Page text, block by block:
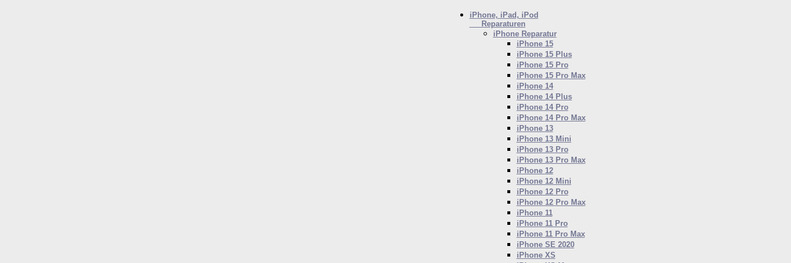
iPhone, iPad, iPod
Reparaturen
iPhoneReparatur
iPhone 15
iPhone 15 Plus
iPhone 15 Pro
iPhone 15 Pro Max
iPhone 14
iPhone 14 Plus
iPhone 14 Pro
iPhone 14 Pro Max
iPhone 13
iPhone 13 Mini
iPhone 13 Pro
iPhone 13 Pro Max
iPhone 12
iPhone 12 Mini
iPhone 12 Pro
iPhone 12 Pro Max
iPhone 11
iPhone 11 Pro
iPhone 11 Pro Max
iPhone SE 2020
iPhone XS